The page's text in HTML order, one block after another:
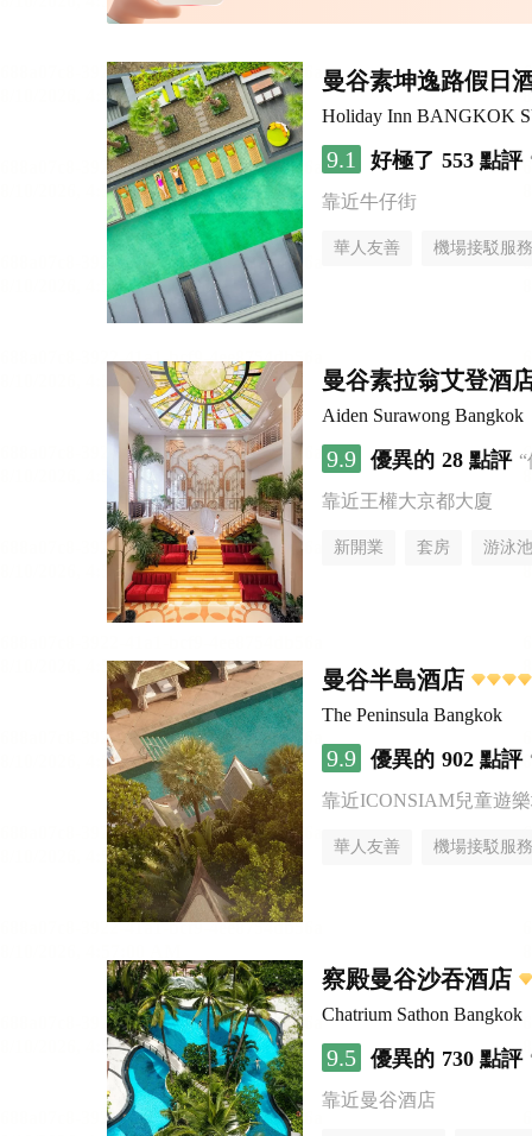
曼谷素坤逸路假日
Holiday Inn BANGKOK
9.1 好極了 553 點評
靠近牛仔街
華人友善 機場接駁服務
曼谷素拉翁艾登酒
Aiden Surawong Bangkok
9.9 優異的 28 點評
靠近王權大京都大廈
新開業 套房 游泳池
曼谷半島酒店
The Peninsula Bangkok
9.9 優異的 902 點評
靠近ICONSIAM兒童遊
華人友善 機場接駁服務
察殿曼谷沙吞酒店
Chatrium Sathon Bangkok
9.5 優異的 730 點評
靠近曼谷酒店